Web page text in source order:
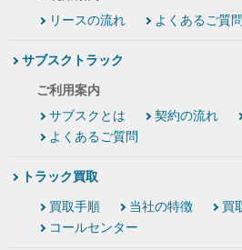
リースの流れ
よくあるご質問
サブスクトラック
ご利用案内
サブスクとは
契約の流れ
よくあるご質問
トラック買取
買取手順 当社の特徴
買
コールセンター